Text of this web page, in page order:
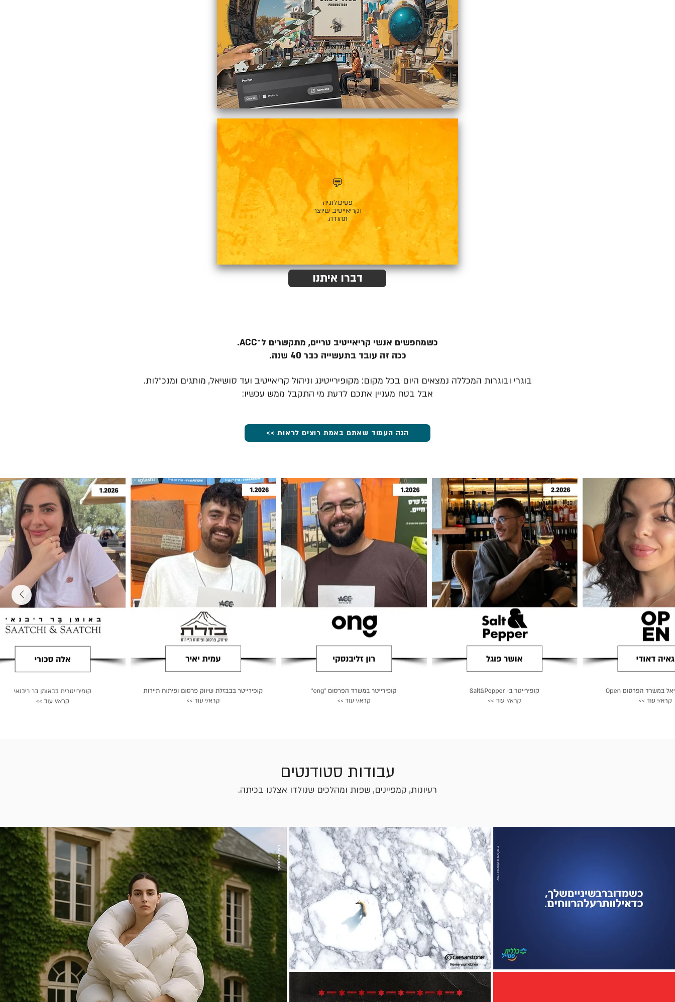
🎬
רעיונאות
ובינה קולנועית.
💬
פסיכולוגיה
וקריאייטיב שיוצר
תהודה.
דברו איתנו
כשמחפשים אנשי קריאייטיב טריים, מתקשרים ל־ACC.
ככה זה עובד בתעשייה כבר 40 שנה.
בוגרי ובוגרות המכללה נמצאים היום בכל מקום: מקופירייטינג וניהול קריאייטיב ועד סושיאל, מותגים ומנכ״לות.
אבל בטח מעניין אתכם לדעת מי התקבל ממש עכשיו:
הנה העמוד שאתם באמת רוצים לראות >>
עבודות סטודנטים
רעיונות, קמפיינים, שפות ומהלכים שנולדו אצלנו בכיתה.